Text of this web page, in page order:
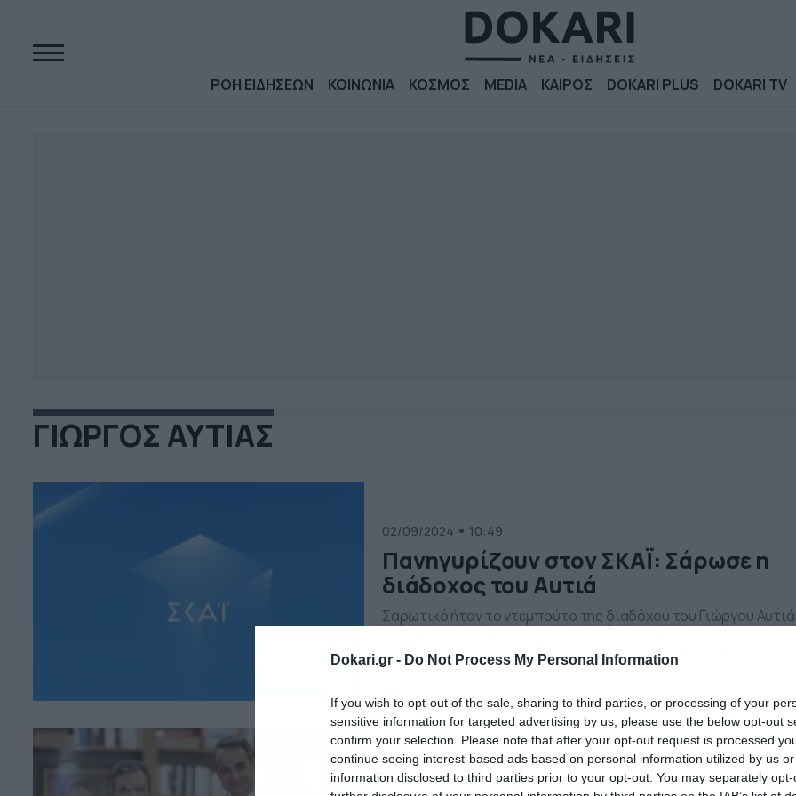
Dokari.gr - Do Not Process My Personal Information
If you wish to opt-out of the sale, sharing to third parties, or processing of your
sensitive information for targeted advertising by us, please use the below opt-out
confirm your selection. Please note that after your opt-out request is processed
continue seeing interest-based ads based on personal information utilized by us
information disclosed to third parties prior to your opt-out. You may separately
ΡΟΗ ΕΙΔΗΣΕΩΝ ΚΟΙΝΩΝΙΑ ΚΟΣΜΟΣ MEDIA ΚΑΙΡΟΣ DOKARI PLUS DOKARI TV
ΓΙΩΡΓΟΣ ΑΥΤΙΑΣ
02/09/2024 10:49
Πανηγυρίζουν στον ΣΚΑΪ: Σάρωσε η
διάδοχος του Αυτιά
Σαρωτικό ήταν το ντεμπούτο της διαδόχου του Γιώργου Αυτιά
πολύ υψηλά ποσοστά τηλεθέασης και προσέφερε απόλυτη
ικανοποίηση στα στελέχη της διοίκησης του ΣΚΑΪ. Η τηλεθέαση
κυμάνθηκε σε πολύ υψηλά ποσοστά και στο δυναμικό κοινό.
Εξίσου απογειωτική ήταν η […]
11/04/2024 12:47